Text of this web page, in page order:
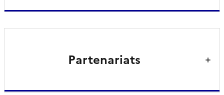
Partenariats